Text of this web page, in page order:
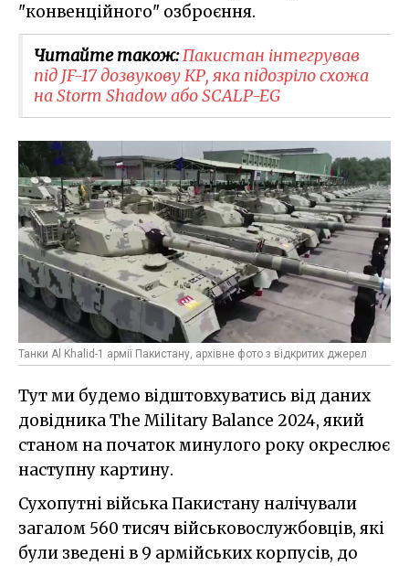
"конвенційного" озброєння.
Читайте також:Пакистан інтегрував
під JF-17 дозвукову КР, яка підозріло схожа
на Storm Shadow або SCALP-EG
Танки Al Khalid-1 армії Пакистану, архівне фото з відкритих джерел
Тут ми будемо відштовхуватись від даних
довідника The Military Balance 2024, який
станом на початок минулого року окреслює
наступну картину.
Сухопутні війська Пакистану налічували
загалом 560 тисяч військовослужбовців, які
були зведені в 9 армійських корпусів, до